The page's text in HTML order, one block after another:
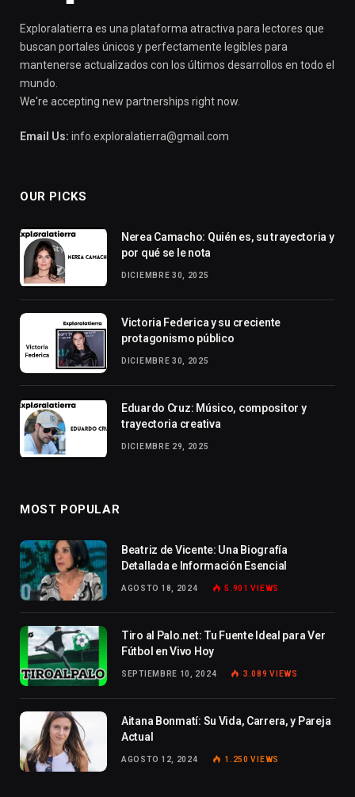
Exploralatierra es una plataforma atractiva para lectores que
buscan portales únicos y perfectamente legibles para
mantenerse actualizados con los últimos desarrollos en todo el
mundo.
We're accepting new partnerships right now.
Email Us: info.exploralatierra@gmail.com
OUR PICKS
Nerea Camacho: Quién es, su trayectoria y
por qué se le nota
DICIEMBRE 30, 2025
Victoria Federica y su creciente
protagonismo público
DICIEMBRE 30, 2025
Eduardo Cruz: Músico, compositor y
trayectoria creativa
DICIEMBRE 29, 2025
MOST POPULAR
Beatriz de Vicente: Una Biografía
Detallada e Información Esencial
AGOSTO 18, 2024 5.901VIEWS
Tiro al Palo.net: Tu Fuente Ideal para Ver
Fútbol en Vivo Hoy
SEPTIEMBRE 10, 2024 3.089VIEWS
Aitana Bonmatí: Su Vida, Carrera, y Pareja
Actual
AGOSTO 12, 2024 1.250VIEWS